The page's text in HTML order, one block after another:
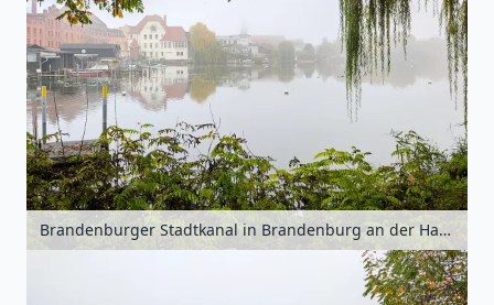
Brandenburger Stadtkanal in Brandenburg an der Havel, Havelland, Brandenburg, Deutschland